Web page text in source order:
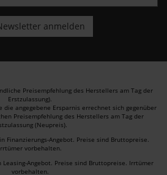
Preisempfehlung des Herstellers am Tag der
Erstzulassung).
angegebene Ersparnis errechnet sich gegenüber
Preisempfehlung des Herstellers am Tag der
(Neupreis).
Finanzierungs-Angebot. Preise sind Bruttopreise.
vorbehalten.
Angebot. Preise sind Bruttopreise. Irrtümer
vorbehalten.